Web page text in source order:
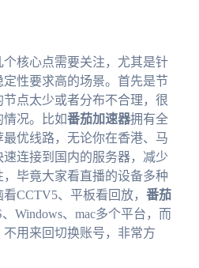
核心点需要关注，尤其是针
性要求高的场景。首先是节
点太少或者分布不合理，很
况。比如番茄加速器拥有全
优线路，无论你在香港、马
连接到国内的服务器，减少
毕竟大家看直播的设备多种
CCTV5、平板看回放， 番茄
Windows、mac多个平台，而
用来回切换账号，非常方